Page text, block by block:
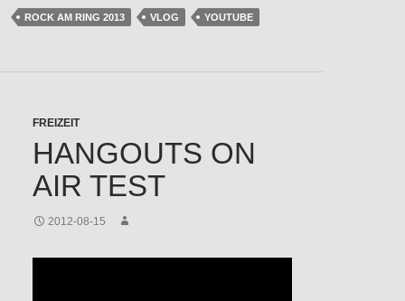
ROCK AM RING 2013 VLOG YOUTUBE
FREIZEIT
HANGOUTS ON
AIR TEST
2012-08-15